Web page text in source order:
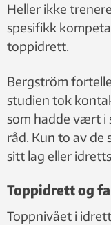
Heller ikke
spesifikk
toppidrett.
Bergström
studien tok
som hadde vært i
råd. Kun to av de
sitt lag eller
Toppidrett og
Toppnivået i